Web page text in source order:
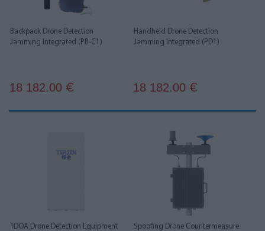
Backpack Drone Detection
Jamming Integrated (PB-C1)
18 182.00 €
Handheld Drone Detection
Jamming Integrated (PD1)
18 182.00 €
TDOA Drone Detection Equipment
Spoofing Drone Countermeasure